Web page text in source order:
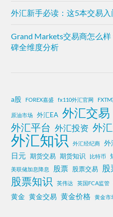
外汇新手必读：这5本交易
Grand Markets交易商怎么
碑全维度分析
a股 FOREX嘉盛 fx110外汇官网
原油市场 外汇EA 外汇交易
外汇平台 外汇投资 外
外汇知识 外汇经纪商 外
日元 期货交易 期货知识 比特币
美联储加息降息 股票 股票交易 股
股票知识 英伟达 英国FCA监管
黄金 黄金交易 黄金价格 黄金市